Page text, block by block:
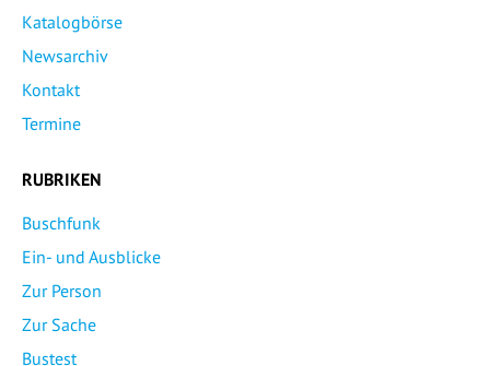
Katalogbörse
Newsarchiv
Kontakt
Termine
RUBRIKEN
Buschfunk
Ein- und Ausblicke
Zur Person
Zur Sache
Bustest